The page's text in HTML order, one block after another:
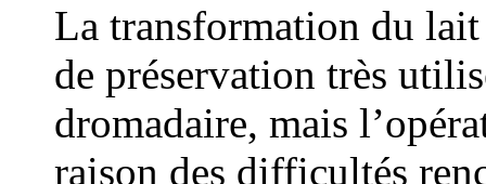
La transformation du
de préservation très
dromadaire, mais
raison des difficultés